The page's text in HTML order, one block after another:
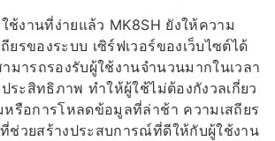
ช้งานที่ง่ายแล้ว MK8SH ยังให้ความ
รของระบบ เซิร์ฟเวอร์ของเว็บไซต์ได้
มารถรองรับผู้ใช้งานจำนวนมากในเวลา
ระสิทธิภาพ ทำให้ผู้ใช้ไม่ต้องกังวลเกี่ยว
รือการโหลดข้อมูลที่ล่าช้า ความเสถียร
ช่วยสร้างประสบการณ์ที่ดีให้กับผู้ใช้งาน